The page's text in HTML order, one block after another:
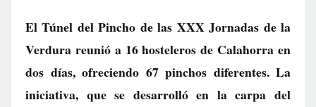
El Túnel del Pincho de las XXX Jornadas de la
Verdura reunió a 16 hosteleros de Calahorra en
dos días, ofreciendo 67 pinchos diferentes. La
iniciativa, que se desarrolló en la carpa del